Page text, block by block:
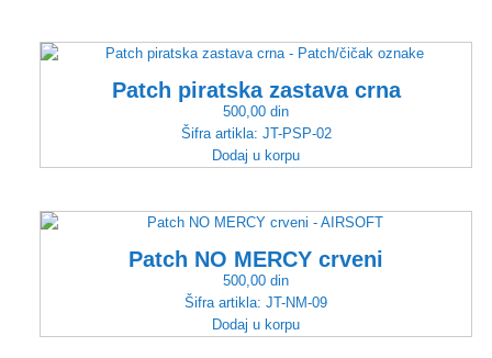
Patch piratska zastava crna
500,00 din
Šifra artikla: JT-PSP-02
Dodaj u korpu
Patch NO MERCY crveni
500,00 din
Šifra artikla: JT-NM-09
Dodaj u korpu